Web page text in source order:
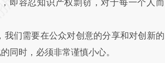
即容忍知识产权剽窃，对于每一个人而
们需要在公众对创意的分享和对创新的
同时，必须非常谨慎小心。